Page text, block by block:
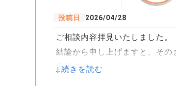
投稿日 2026/04/28
ご相談内容拝見いたしました。
結論から申し上げますと、そ
危険です。